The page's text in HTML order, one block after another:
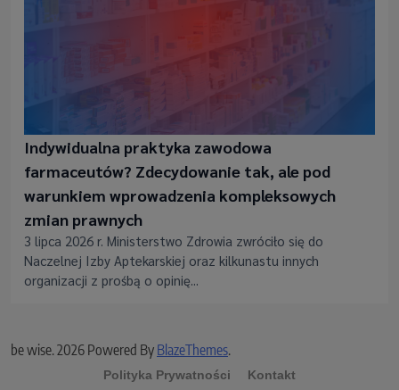
Indywidualna praktyka zawodowa
farmaceutów? Zdecydowanie tak, ale pod
warunkiem wprowadzenia kompleksowych
zmian prawnych
3 lipca 2026 r. Ministerstwo Zdrowia zwróciło się do
Naczelnej Izby Aptekarskiej oraz kilkunastu innych
organizacji z prośbą o opinię...
be wise. 2026 Powered By BlazeThemes.
Polityka Prywatności Kontakt